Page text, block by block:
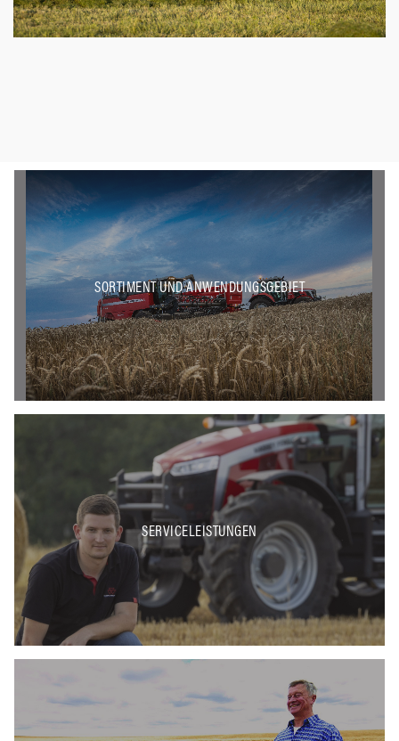
SORTIMENT UND ANWENDUNGSGEBIET
SERVICELEISTUNGEN